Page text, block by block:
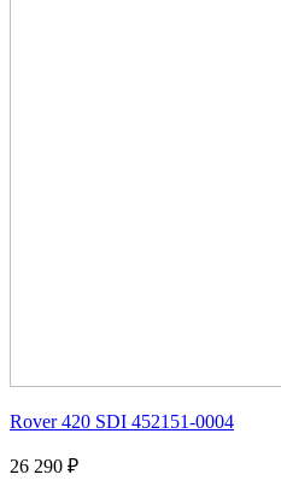
Rover 420 SDI 452151-0004
26 290 ₽